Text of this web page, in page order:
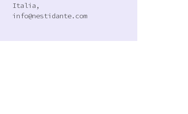
Italia,
info@nestidante.com